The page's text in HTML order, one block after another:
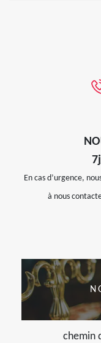
En cas d’urgence,
à nous
chemin